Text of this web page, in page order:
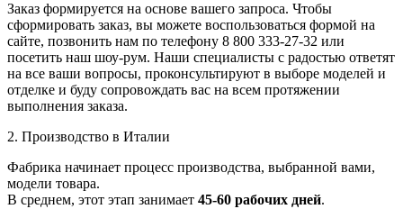
Заказ формируется на основе вашего запроса. Чтобы
сформировать заказ, вы можете воспользоваться формой на
сайте, позвонить нам по телефону 8 800 333-27-32 или
посетить наш шоу-рум. Наши специалисты с радостью ответят
на все ваши вопросы, проконсультируют в выборе моделей и
отделке и буду сопровождать вас на всем протяжении
выполнения заказа.
2. Производство в Италии
Фабрика начинает процесс производства, выбранной вами,
модели товара.
В среднем, этот этап занимает 45-60 рабочих дней.